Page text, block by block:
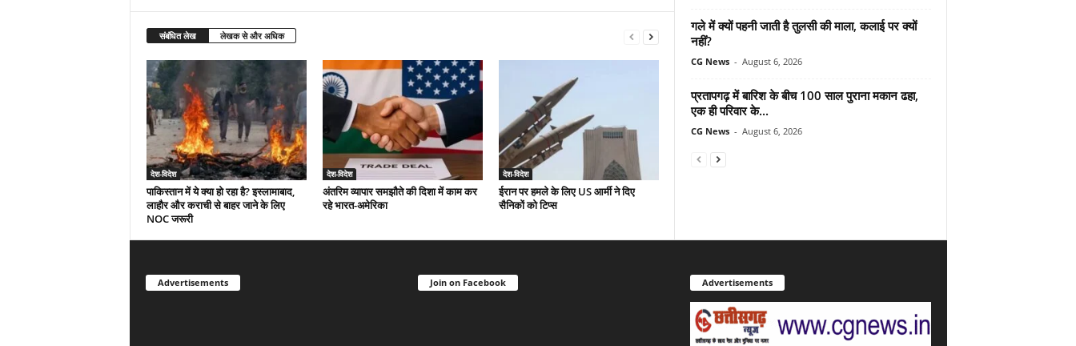
संबंधित लेख लेखक से और अधिक
देश-विदेश
पाकिस्तान में ये क्या हो रहा है? इस्लामाबाद,
लाहौर और कराची से बाहर जाने के लिए
NOC जरूरी
देश-विदेश
अंतरिम व्यापार समझौते की दिशा में काम कर
रहे भारत-अमेरिका
देश-विदेश
ईरान पर हमले के लिए US आर्मी ने दिए
सैनिकों को टिप्स
गले में क्यों पहनी जाती है तुलसी की माला, कलाई पर क्यों
नहीं?
CG News - August 6, 2026
प्रतापगढ़ में बारिश के बीच 100 साल पुराना मकान ढहा,
एक ही परिवार के...
CG News - August 6, 2026
Advertisements Join on Facebook Advertisements